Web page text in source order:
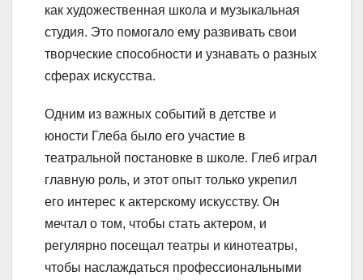
как художественная школа и музыкальная
студия. Это помогало ему развивать свои
творческие способности и узнавать о разных
сферах искусства.
Одним из важных событий в детстве и
юности Глеба было его участие в
театральной постановке в школе. Глеб играл
главную роль, и этот опыт только укрепил
его интерес к актерскому искусству. Он
мечтал о том, чтобы стать актером, и
регулярно посещал театры и кинотеатры,
чтобы наслаждаться профессиональными